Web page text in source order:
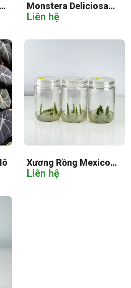
Monstera Deliciosa
Cấy Mô
Liên hệ
Xương Rồng Mexico
Cấy Mô
Liên hệ